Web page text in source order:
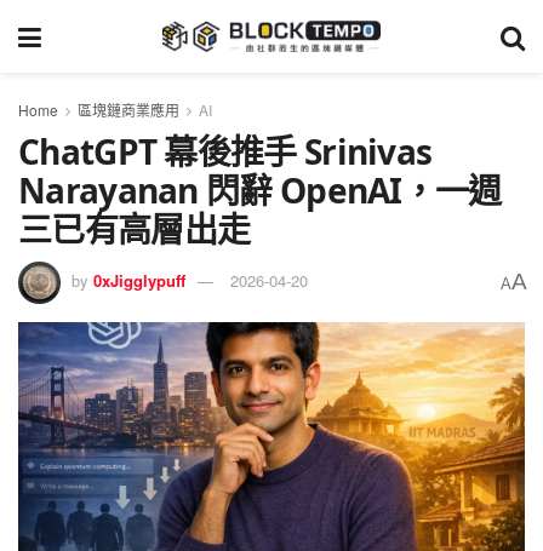
Home 區塊鏈商業應用 AI
ChatGPT 幕後推手 Srinivas
Narayanan 閃辭 OpenAI，一週
三已有高層出走
by 0xJigglypuff 2026-04-20 AA